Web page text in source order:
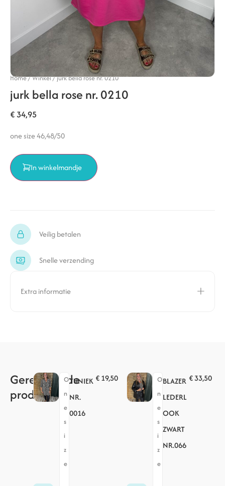
Home/Winkel/jurk bella rose nr. 0210
jurk bella rose nr. 0210
€ 34,95
one size 46,48/50
In winkelmandje
Veilig betalen
Snelle verzending
Extra informatie
Gerelateerde
producten
O
n
e
s
i
z
e
TUNIEK
NR.
0016
€19,50
O
n
e
s
i
z
e
BLAZER
LEDERL
OOK
ZWART
NR.066
€33,50